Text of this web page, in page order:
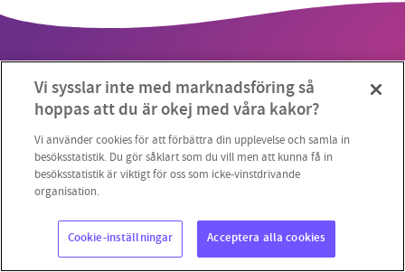
Copyright 2023 © Supermiljöbloggen Cookieinställningar
nyhetsbevakning och granskningar. Nu vill vi
utveckla vårt arbete – och vi hoppas att du
vill hjälpa oss.
Stötta vårt arbete genom att swisha en slant till
1231368703
Läs vad vi vill göra
Vi sysslar inte med marknadsföring så
hoppas att du är okej med våra kakor?
Vi använder cookies för att förbättra din upplevelse och samla in
besöksstatistik. Du gör såklart som du vill men att kunna få in
besöksstatistik är viktigt för oss som icke-vinstdrivande
organisation.
Cookie-inställningar Acceptera alla cookies